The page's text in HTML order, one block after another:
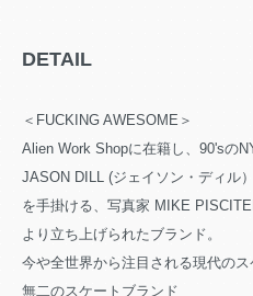
DETAIL
＜FUCKING AWESOME＞
Alien Work Shopに在籍し、90'sの
JASON DILL (ジェイソン・ディル
を手掛ける、写真家 MIKE
より立ち上げられたブランド。
今や全世界から注目される現代の
無二のスケートブランド